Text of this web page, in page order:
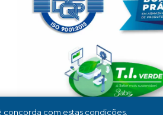
com estas condições.